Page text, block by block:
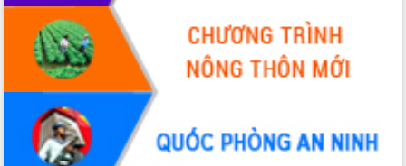
Lấy ý kiến điều chỉnh Quy hoạch tỉnh
Đắk Lắk thời kỳ 2021-2030, tầm nhìn
đến năm 2050
Phát động chiến dịch 30 ngày đêm
giải phóng mặt bằng Tuyến đường bộ
ven biển
Đắk Lắk nỗ lực thúc đẩy tăng trưởng
kinh tế từ 10% trở lên trong Quý